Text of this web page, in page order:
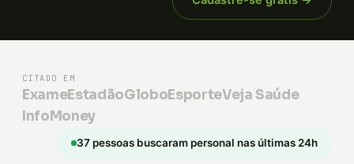
CITADO EM
ExameEstadãoGloboEsporteVeja Saúde
InfoMoney
37 pessoas buscaram personal nas últimas 24h